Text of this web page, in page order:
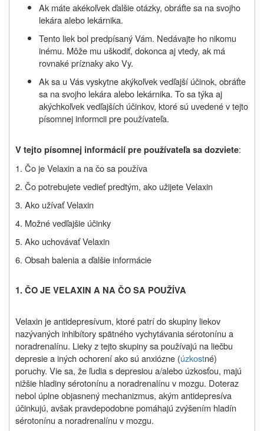
Ak máte akékoľvek ďalšie otázky, obráťte sa na svojho
lekára alebo lekárnika.
Tento liek bol predpísaný Vám. Nedávajte ho nikomu
inému. Môže mu uškodiť, dokonca aj vtedy, ak má
rovnaké príznaky ako Vy.
Ak sa u Vás vyskytne akýkoľvek vedľajší účinok, obráťte
sa na svojho lekára alebo lekárnika. To sa týka aj
akýchkoľvek vedľajších účinkov, ktoré sú uvedené v tejto
písomnej informcii pre používateľa.
V tejto písomnej informácií pre používateľa sa dozviete:
1. Čo je Velaxin a na čo sa používa
2. Čo potrebujete vedieť predtým, ako užijete Velaxin
3. Ako užívať Velaxin
4. Možné vedľajšie účinky
5. Ako uchovávať Velaxin
6. Obsah balenia a ďalšie informácie
1. ČO JE VELAXIN A NA ČO SA POUŽÍVA
Velaxin je antidepresívum, ktoré patrí do skupiny liekov
nazývaných inhibítory spätného vychytávania sérotonínu a
noradrenalínu. Lieky z tejto skupiny sa používajú na liečbu
depresie a iných ochorení ako sú anxiózne (úzkostné)
poruchy. Vie sa, že ľudia s depresiou a/alebo úzkosťou, majú
nižšie hladiny sérotonínu a noradrenalínu v mozgu. Doteraz
nebol úplne objasnený mechanizmus, akým antidepresíva
účinkujú, avšak pravdepodobne pomáhajú zvýšením hladín
sérotonínu a noradrenalínu v mozgu.